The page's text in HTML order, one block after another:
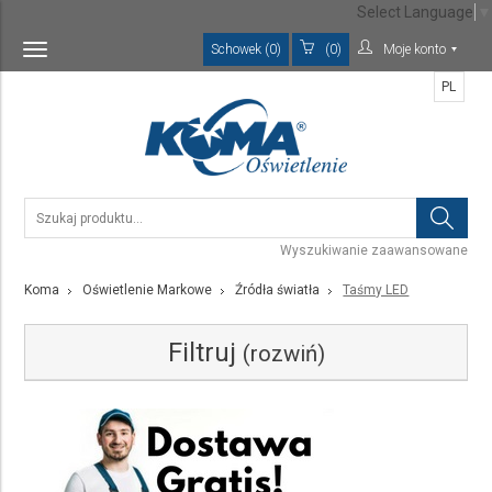
Toggle
navigation
Schowek (0) (0) Moje konto
Wyszukiwanie zaawansowane
PL
Koma Oświetlenie Markowe Źródła światła Taśmy LED
Filtruj (rozwiń)
Kategoria
Select Language